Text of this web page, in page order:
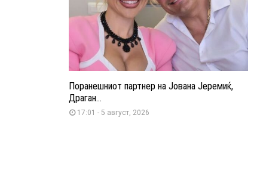
Поранешниот партнер на Јована Јеремиќ,
Драган...
17:01 - 5 август, 2026